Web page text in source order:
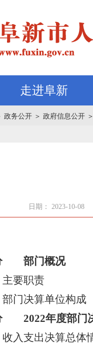
走进阜新
政务公开 ＞ 政府信息公开 ＞
日期： 2023-10-08
部门概况
要职责
决算单位构成
2022年度部门
支出决算总体